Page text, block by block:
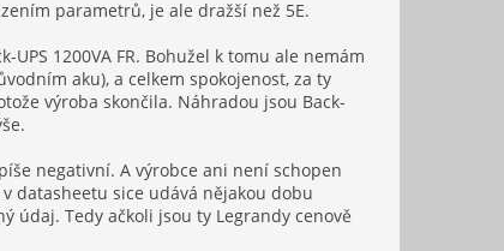
parametrů, je ale dražší než 5E.
1200VA FR. Bohužel k tomu ale nemám
aku), a celkem spokojenost, za ty
výroba skončila. Náhradou jsou Back-
negativní. A výrobce ani není schopen
datasheetu sice udává nějakou dobu
údaj. Tedy ačkoli jsou ty Legrandy cenově